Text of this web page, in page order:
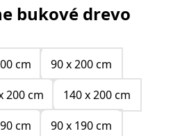
bukové drevo
cm
90 x 200 cm
200 cm
140 x 200 cm
cm
90 x 190 cm